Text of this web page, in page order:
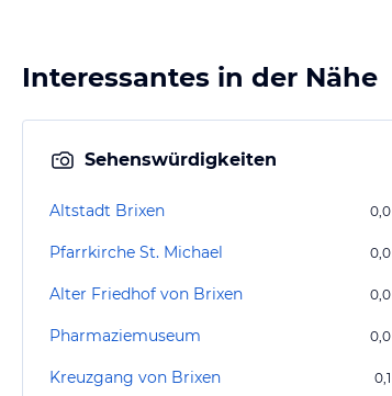
Interessantes in der Nähe
Sehenswürdigkeiten
Altstadt Brixen 0,0
Pfarrkirche St. Michael 0,0
Alter Friedhof von Brixen 0,0
Pharmaziemuseum 0,0
Kreuzgang von Brixen 0,1